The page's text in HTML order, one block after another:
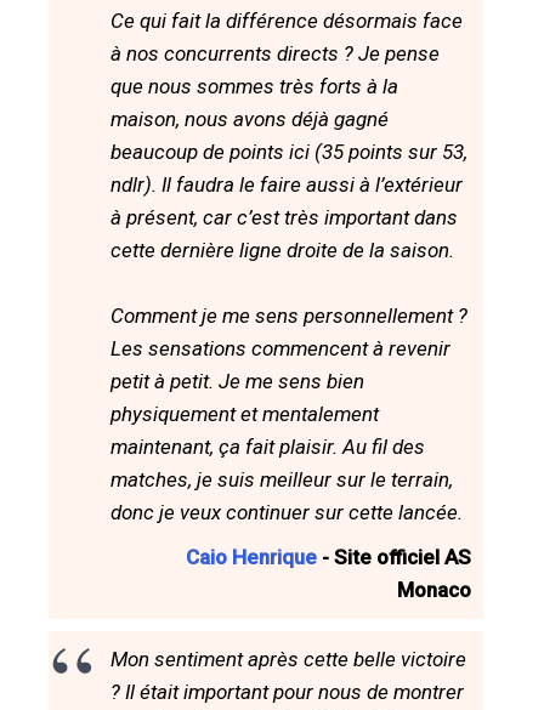
Ce qui fait la différence désormais face
à nos concurrents directs ? Je pense
que nous sommes très forts à la
maison, nous avons déjà gagné
beaucoup de points ici (35 points sur 53,
ndlr). Il faudra le faire aussi à l’extérieur
à présent, car c’est très important dans
cette dernière ligne droite de la saison.
Comment je me sens personnellement ?
Les sensations commencent à revenir
petit à petit. Je me sens bien
physiquement et mentalement
maintenant, ça fait plaisir. Au fil des
matches, je suis meilleur sur le terrain,
donc je veux continuer sur cette lancée.
Caio Henrique - Site officiel AS
Monaco
Mon sentiment après cette belle victoire
? Il était important pour nous de montrer